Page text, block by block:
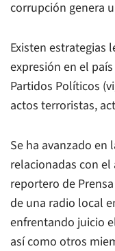
corrupción genera
Existen estrategias
expresión en el
Partidos Políticos
actos terroristas,
Se ha avanzado en
relacionadas con
reportero de
de una radio local
enfrentando juicio
así como otros